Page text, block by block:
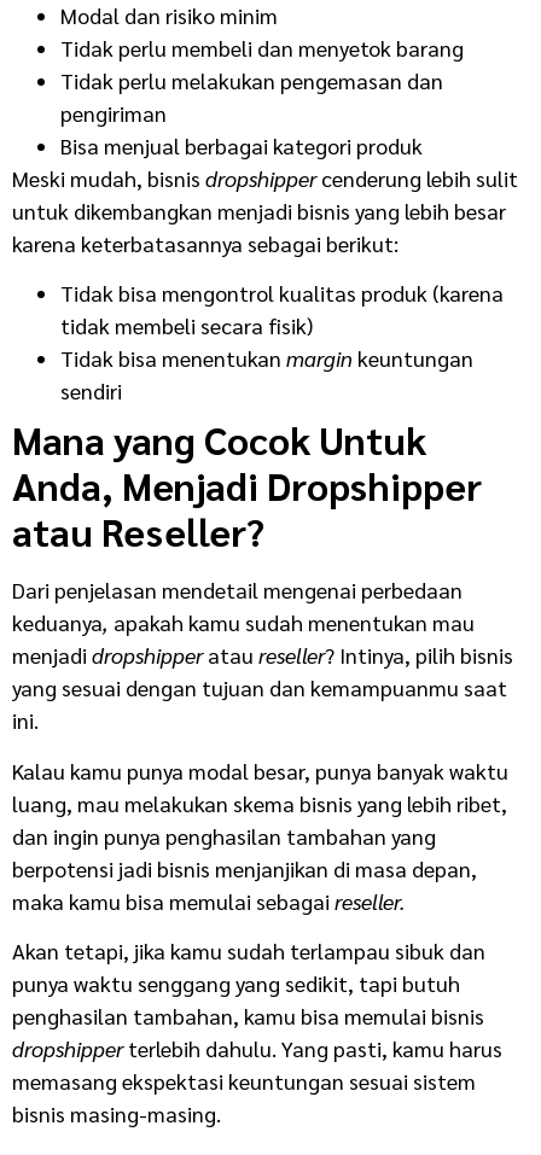
Modal dan risiko minim
Tidak perlu membeli dan menyetok barang
Tidak perlu melakukan pengemasan dan
pengiriman
Bisa menjual berbagai kategori produk
Meski mudah, bisnis dropshippercenderung lebih sulit
untuk dikembangkan menjadi bisnis yang lebih besar
karena keterbatasannya sebagai berikut:
Tidak bisa mengontrol kualitas produk (karena
tidak membeli secara fisik)
Tidak bisa menentukan margin keuntungan
sendiri
Mana yang Cocok Untuk
Anda, Menjadi Dropshipper
atau Reseller?
Dari penjelasan mendetail mengenai perbedaan
keduanya, apakah kamu sudah menentukan mau
menjadi dropshipperatau reseller? Intinya, pilih bisnis
yang sesuai dengan tujuan dan kemampuanmu saat
ini.
Kalau kamu punya modal besar, punya banyak waktu
luang, mau melakukan skema bisnis yang lebih ribet,
dan ingin punya penghasilan tambahan yang
berpotensi jadi bisnis menjanjikan di masa depan,
maka kamu bisa memulai sebagai reseller.
Akan tetapi, jika kamu sudah terlampau sibuk dan
punya waktu senggang yang sedikit, tapi butuh
penghasilan tambahan, kamu bisa memulai bisnis
dropshipperterlebih dahulu. Yang pasti, kamu harus
memasang ekspektasi keuntungan sesuai sistem
bisnis masing-masing.